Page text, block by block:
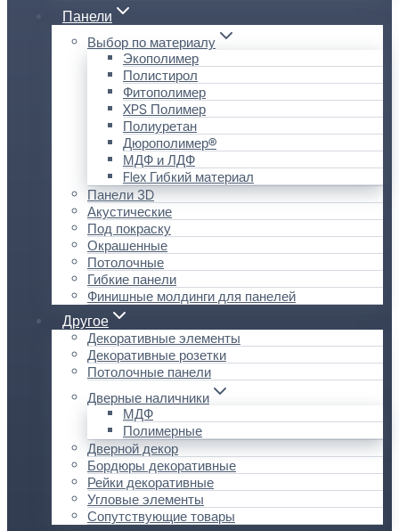
Панели
Выбор по материалу
Экополимер
Полистирол
Фитополимер
XPS Полимер
Полиуретан
Дюрополимер®
МДФ и ЛДФ
Flex Гибкий материал
Панели 3D
Акустические
Под покраску
Окрашенные
Потолочные
Гибкие панели
Финишные молдинги для панелей
Другое
Декоративные элементы
Декоративные розетки
Потолочные панели
Дверные наличники
МДФ
Полимерные
Дверной декор
Бордюры декоративные
Рейки декоративные
Угловые элементы
Сопутствующие товары